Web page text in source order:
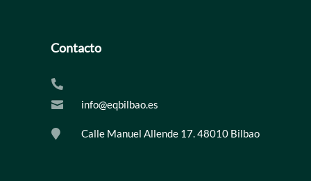
Contacto


info@eqbilbao.es
 Calle Manuel Allende 17. 48010 Bilbao